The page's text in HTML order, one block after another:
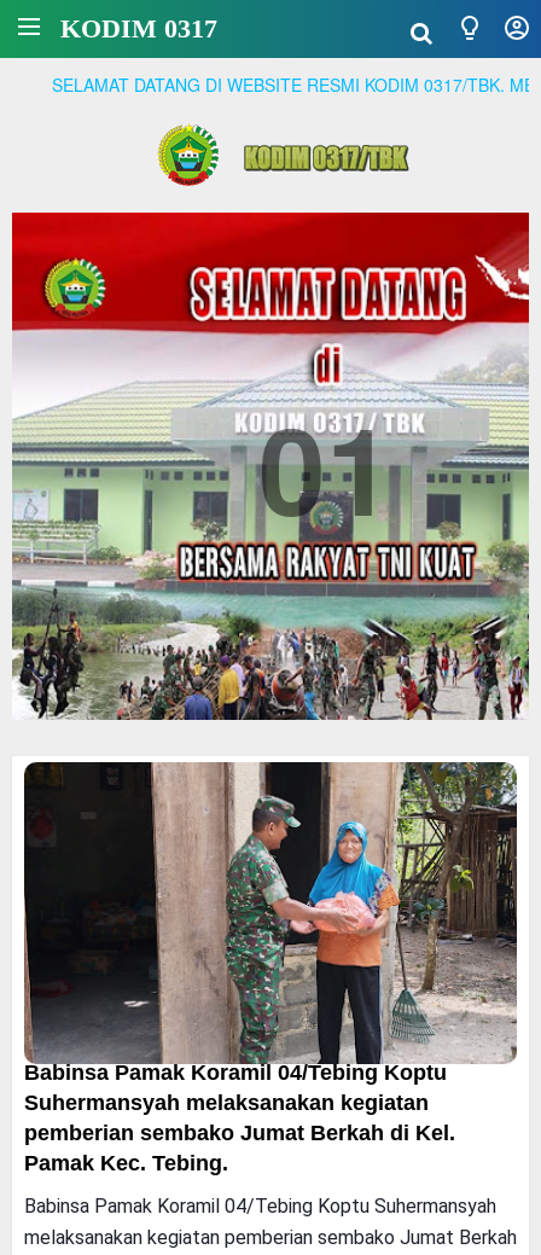
KODIM 0317
DATANG DI WEBSITE RESMI KODIM 0317/TBK. MENJADI
01
Babinsa Pamak Koramil 04/Tebing Koptu
Suhermansyah melaksanakan kegiatan
pemberian sembako Jumat Berkah di Kel.
Pamak Kec. Tebing.
Babinsa Pamak Koramil 04/Tebing Koptu Suhermansyah
melaksanakan kegiatan pemberian sembako Jumat Berkah